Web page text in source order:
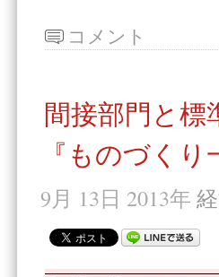
コメント
間接部門と標
『ものづく
9月 13日 2013年